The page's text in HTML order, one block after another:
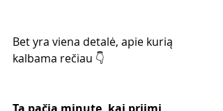
Bet yra viena detalė, apie kurią
kalbama rečiau 👇